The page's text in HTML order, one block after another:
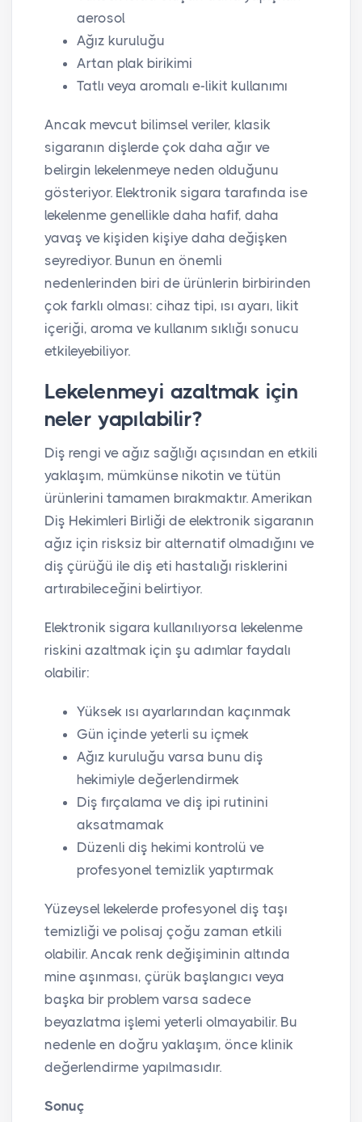
aerosol
Ağız kuruluğu
Artan plak birikimi
Tatlı veya aromalı e-likit kullanımı
Ancak mevcut bilimsel veriler, klasik
sigaranın dişlerde çok daha ağır ve
belirgin lekelenmeye neden olduğunu
gösteriyor. Elektronik sigara tarafında ise
lekelenme genellikle daha hafif, daha
yavaş ve kişiden kişiye daha değişken
seyrediyor. Bunun en önemli
nedenlerinden biri de ürünlerin birbirinden
çok farklı olması: cihaz tipi, ısı ayarı, likit
içeriği, aroma ve kullanım sıklığı sonucu
etkileyebiliyor.
Lekelenmeyi azaltmak için
neler yapılabilir?
Diş rengi ve ağız sağlığı açısından en etkili
yaklaşım, mümkünse nikotin ve tütün
ürünlerini tamamen bırakmaktır. Amerikan
Diş Hekimleri Birliği de elektronik sigaranın
ağız için risksiz bir alternatif olmadığını ve
diş çürüğü ile diş eti hastalığı risklerini
artırabileceğini belirtiyor.
Elektronik sigara kullanılıyorsa lekelenme
riskini azaltmak için şu adımlar faydalı
olabilir:
Yüksek ısı ayarlarından kaçınmak
Gün içinde yeterli su içmek
Ağız kuruluğu varsa bunu diş
hekimiyle değerlendirmek
Diş fırçalama ve diş ipi rutinini
aksatmamak
Düzenli diş hekimi kontrolü ve
profesyonel temizlik yaptırmak
Yüzeysel lekelerde profesyonel diş taşı
temizliği ve polisaj çoğu zaman etkili
olabilir. Ancak renk değişiminin altında
mine aşınması, çürük başlangıcı veya
başka bir problem varsa sadece
beyazlatma işlemi yeterli olmayabilir. Bu
nedenle en doğru yaklaşım, önce klinik
değerlendirme yapılmasıdır.
Sonuç